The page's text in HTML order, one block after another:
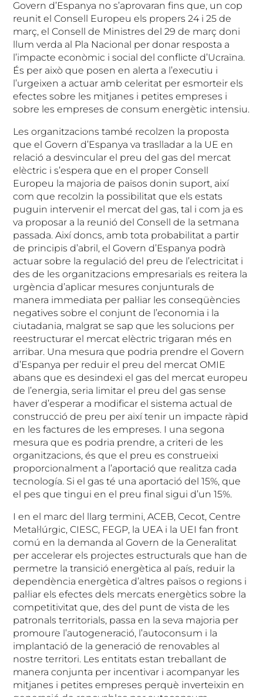
Govern d’Espanya no s’aprovaran fins que, un cop
reunit el Consell Europeu els propers 24 i 25 de
març, el Consell de Ministres del 29 de març doni
llum verda al Pla Nacional per donar resposta a
l’impacte econòmic i social del conflicte d’Ucraïna.
És per això que posen en alerta a l’executiu i
l’urgeixen a actuar amb celeritat per esmorteir els
efectes sobre les mitjanes i petites empreses i
sobre les empreses de consum energètic intensiu.
Les organitzacions també recolzen la proposta
que el Govern d’Espanya va traslladar a la UE en
relació a desvincular el preu del gas del mercat
elèctric i s’espera que en el proper Consell
Europeu la majoria de països donin suport, així
com que recolzin la possibilitat que els estats
puguin intervenir el mercat del gas, tal i com ja es
va proposar a la reunió del Consell de la setmana
passada. Així doncs, amb tota probabilitat a partir
de principis d’abril, el Govern d’Espanya podrà
actuar sobre la regulació del preu de l’electricitat i
des de les organitzacions empresarials es reitera la
urgència d’aplicar mesures conjunturals de
manera immediata per pal·liar les conseqüències
negatives sobre el conjunt de l’economia i la
ciutadania, malgrat se sap que les solucions per
reestructurar el mercat elèctric trigaran més en
arribar. Una mesura que podria prendre el Govern
d’Espanya per reduir el preu del mercat OMIE
abans que es desindexi el gas del mercat europeu
de l’energia, seria limitar el preu del gas sense
haver d’esperar a modificar el sistema actual de
construcció de preu per així tenir un impacte ràpid
en les factures de les empreses. I una segona
mesura que es podria prendre, a criteri de les
organitzacions, és que el preu es construeixi
proporcionalment a l’aportació que realitza cada
tecnología. Si el gas té una aportació del 15%, que
el pes que tingui en el preu final sigui d’un 15%.
I en el marc del llarg termini, ACEB, Cecot, Centre
Metal·lúrgic, CIESC, FEGP, la UEA i la UEI fan front
comú en la demanda al Govern de la Generalitat
per accelerar els projectes estructurals que han de
permetre la transició energètica al país, reduir la
dependència energètica d’altres països o regions i
pal·liar els efectes dels mercats energètics sobre la
competitivitat que, des del punt de vista de les
patronals territorials, passa en la seva majoria per
promoure l’autogeneració, l’autoconsum i la
implantació de la generació de renovables al
nostre territori. Les entitats estan treballant de
manera conjunta per incentivar i acompanyar les
mitjanes i petites empreses perquè inverteixin en